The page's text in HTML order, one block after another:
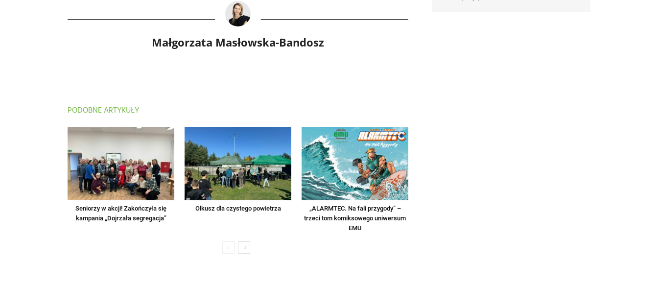
Małgorzata Masłowska-Bandosz
PODOBNE ARTYKUŁY
Seniorzy w akcji! Zakończyła się
kampania „Dojrzała segregacja”
Olkusz dla czystego powietrza
„ALARMTEC. Na fali przygody” –
trzeci tom komiksowego uniwersum
EMU